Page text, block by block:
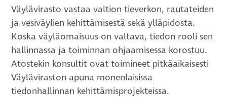
Väylävirasto vastaa valtion tieverkon, rautateiden
ja vesiväylien kehittämisestä sekä ylläpidosta.
Koska väyläomaisuus on valtava, tiedon rooli sen
hallinnassa ja toiminnan ohjaamisessa korostuu.
Atostekin konsultit ovat toimineet pitkäaikaisesti
Väyläviraston apuna monenlaisissa
tiedonhallinnan kehittämisprojekteissa.